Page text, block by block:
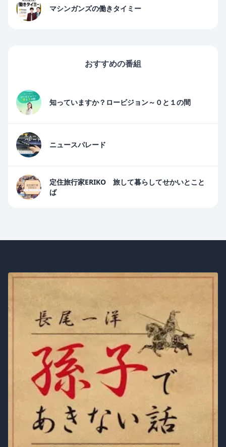
マシンガンズの働きタイミー
おすすめの番組
知っていますか？ロービジョン～０と１の間
ニュースパレード
定住旅行家ERIKO 旅して暮らしてせかいとこと
ば